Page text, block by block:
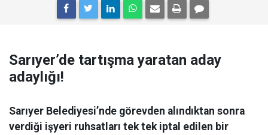
Sarıyer’de tartışma yaratan aday
adaylığı!
Sarıyer Belediyesi’nde görevden alındıktan sonra
verdiği işyeri ruhsatları tek tek iptal edilen bir